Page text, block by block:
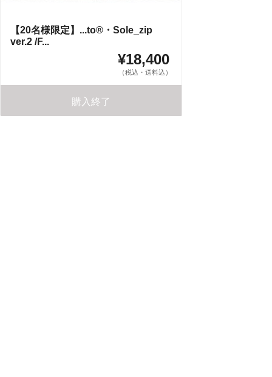
【20名様限定】...to®・Sole_zip
ver.2 /F...
¥18,400
（税込・送料込）
購入終了